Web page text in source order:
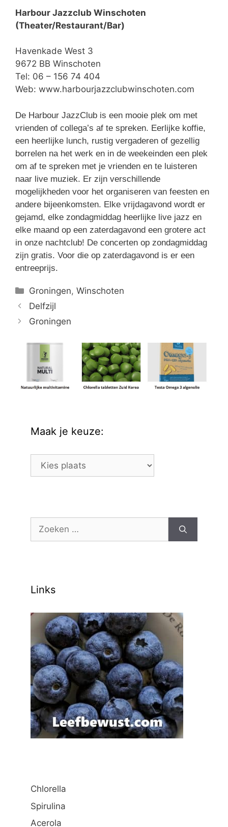
Harbour Jazzclub Winschoten
(Theater/Restaurant/Bar)
Havenkade West 3
9672 BB Winschoten
Tel: 06 – 156 74 404
Web: www.harbourjazzclubwinschoten.com
De Harbour JazzClub is een mooie plek om met
vrienden of collega’s af te spreken. Eerlijke koffie,
een heerlijke lunch, rustig vergaderen of gezellig
borrelen na het werk en in de weekeinden een plek
om af te spreken met je vrienden en te luisteren
naar live muziek. Er zijn verschillende
mogelijkheden voor het organiseren van feesten en
andere bijeenkomsten. Elke vrijdagavond wordt er
gejamd, elke zondagmiddag heerlijke live jazz en
elke maand op een zaterdagavond een grotere act
in onze nachtclub! De concerten op zondagmiddag
zijn gratis. Voor die op zaterdagavond is er een
entreeprijs.
Categorieën
Groningen,Winschoten
Delfzijl
Groningen
Maak je keuze:
Maak
Zoek
Links
Chlorella
Spirulina
Acerola